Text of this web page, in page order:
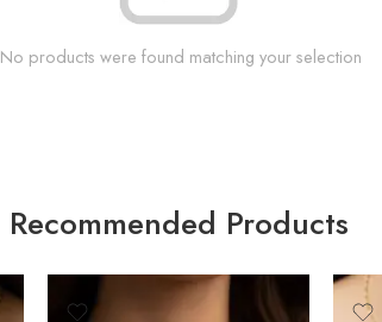
No products were found matching your selection.
Recommended Products